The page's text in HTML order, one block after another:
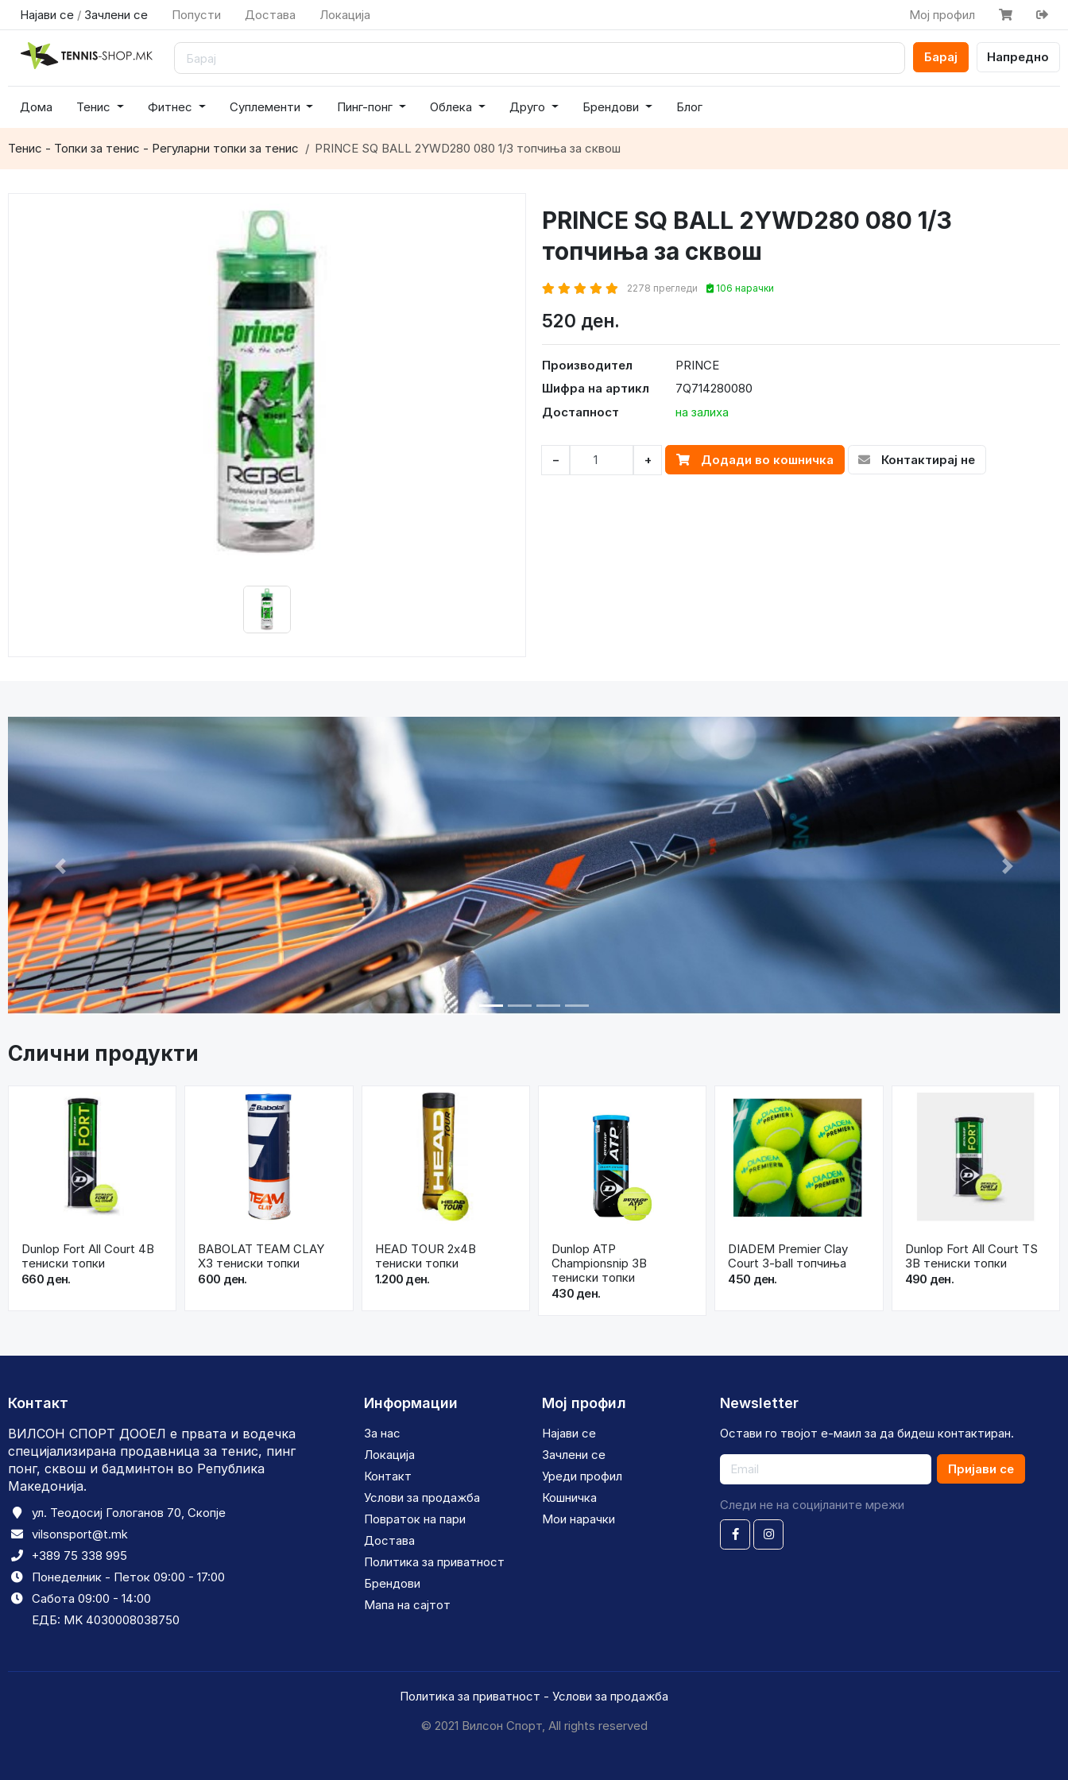
Најави се / Зачлени се Попусти Достава Локација Мој профил
Барај Напредно
Дома Тенис Фитнес Суплементи Пинг-понг Облека Друго Брендови Блог
Тенис - Топки за тенис - Регуларни топки за тенис PRINCE SQ BALL 2YWD280 080 1/3 топчиња за сквош
PRINCE SQ BALL 2YWD280 080 1/3
топчиња за сквош
2278 прегледи 106 нарачки
520 ден.
Производител
PRINCE
Шифра на артикл
7Q714280080
Достапност
на залиха
− + Додади во кошничка Контактирај не
Претходно Следно
Слични продукти
Dunlop Fort All Court 4B
тениски топки
660 ден.
BABOLAT TEAM CLAY
X3 тениски топки
600 ден.
HEAD TOUR 2x4B
тениски топки
1.200 ден.
Dunlop ATP
Championsnip 3B
тениски топки
430 ден.
DIADEM Premier Clay
Court 3-ball топчиња
450 ден.
Dunlop Fort All Court TS
3B тениски топки
490 ден.
Контакт
ВИЛСОН СПОРТ ДООЕЛ е првата и водечка
специјализирана продавница за тенис, пинг
понг, сквош и бадминтон во Република
Македонија.
ул. Теодосиј Гологанов 70, Скопје
vilsonsport@t.mk
+389 75 338 995
Понеделник - Петок 09:00 - 17:00
Сабота 09:00 - 14:00
ЕДБ: MK 4030008038750
Информации
За нас
Локација
Контакт
Услови за продажба
Повраток на пари
Достава
Политика за приватност
Брендови
Мапа на сајтот
Мој профил
Најави се
Зачлени се
Уреди профил
Кошничка
Мои нарачки
Newsletter
Остави го твојот е-маил за да бидеш контактиран.
Пријави се
Следи не на социјланите мрежи
Политика за приватност - Услови за продажба
© 2021 Вилсон Спорт, All rights reserved